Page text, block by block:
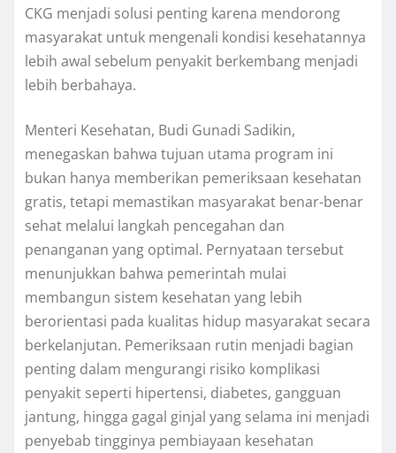
CKG menjadi solusi penting karena mendorong
masyarakat untuk mengenali kondisi kesehatannya
lebih awal sebelum penyakit berkembang menjadi
lebih berbahaya.
Menteri Kesehatan, Budi Gunadi Sadikin,
menegaskan bahwa tujuan utama program ini
bukan hanya memberikan pemeriksaan kesehatan
gratis, tetapi memastikan masyarakat benar-benar
sehat melalui langkah pencegahan dan
penanganan yang optimal. Pernyataan tersebut
menunjukkan bahwa pemerintah mulai
membangun sistem kesehatan yang lebih
berorientasi pada kualitas hidup masyarakat secara
berkelanjutan. Pemeriksaan rutin menjadi bagian
penting dalam mengurangi risiko komplikasi
penyakit seperti hipertensi, diabetes, gangguan
jantung, hingga gagal ginjal yang selama ini menjadi
penyebab tingginya pembiayaan kesehatan